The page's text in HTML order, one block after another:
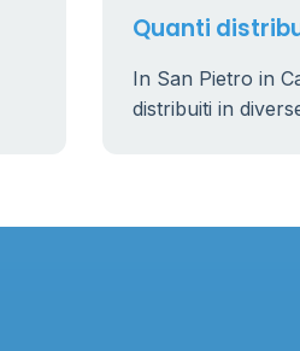
Quanti
In San Pietro in
distribuiti in